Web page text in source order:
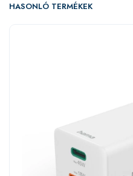
HASONLÓ TERMÉKEK